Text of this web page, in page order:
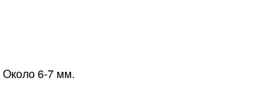
Около 6-7 мм.